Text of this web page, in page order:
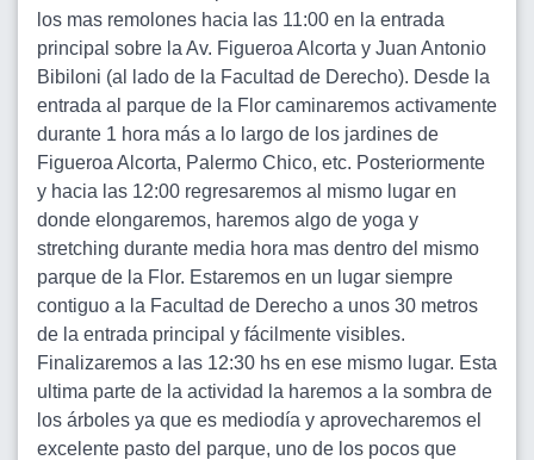
los mas remolones hacia las 11:00 en la entrada
principal sobre la Av. Figueroa Alcorta y Juan Antonio
Bibiloni (al lado de la Facultad de Derecho). Desde la
entrada al parque de la Flor caminaremos activamente
durante 1 hora más a lo largo de los jardines de
Figueroa Alcorta, Palermo Chico, etc. Posteriormente
y hacia las 12:00 regresaremos al mismo lugar en
donde elongaremos, haremos algo de yoga y
stretching durante media hora mas dentro del mismo
parque de la Flor. Estaremos en un lugar siempre
contiguo a la Facultad de Derecho a unos 30 metros
de la entrada principal y fácilmente visibles.
Finalizaremos a las 12:30 hs en ese mismo lugar. Esta
ultima parte de la actividad la haremos a la sombra de
los árboles ya que es mediodía y aprovecharemos el
excelente pasto del parque, uno de los pocos que